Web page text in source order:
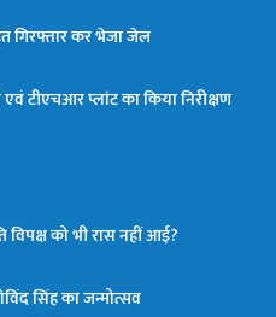
गिरफ्तार कर भेजा जेल
टीएचआर प्लांट का किया निरीक्षण
विपक्ष को भी रास नहीं आई?
सिंह का जन्मोत्सव